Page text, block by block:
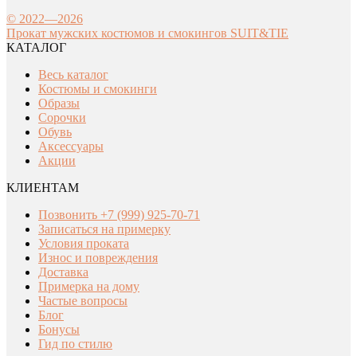
© 2022—2026
Прокат мужских костюмов и смокингов SUIT&TIE
КАТАЛОГ
Весь каталог
Костюмы и смокинги
Образы
Сорочки
Обувь
Аксессуары
Акции
КЛИЕНТАМ
Позвонить +7 (999) 925-70-71
Записаться на примерку
Условия проката
Износ и повреждения
Доставка
Примерка на дому
Частые вопросы
Блог
Бонусы
Гид по стилю